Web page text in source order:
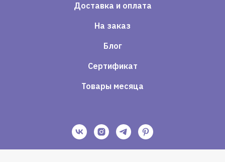
Доставка и оплата
На заказ
Блог
Сертификат
Товары месяца